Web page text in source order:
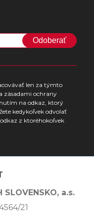
Odoberať
len za týmto
zásadami ochrany
na odkaz, ktorý
kedykoľvek odvolať
z ktoréhokoľvek
SLOVENSKO, a.s.
21